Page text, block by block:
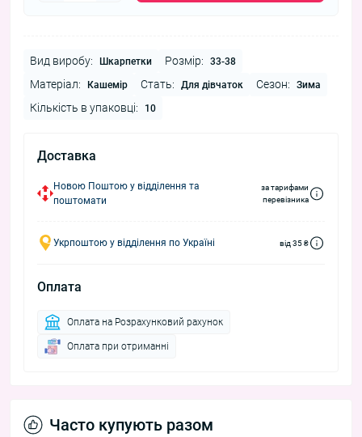
Вид виробу: Шкарпетки Розмір: 33-38
Матеріал: Кашемір Стать: Для дівчаток Сезон: Зима
Кількість в упаковці: 10
Доставка
Новою Поштою у відділення та
поштомати
за тарифами
перевізника
Укрпоштою у відділення по Україні від 35 ₴
Оплата
Оплата на Розрахунковий рахунок
Оплата при отриманні
Часто купують разом